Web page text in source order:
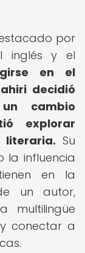
por
inglés y el
en el
decidió
cambio
explorar
literaria. Su
la influencia
en la
un autor,
multilingüe
conectar a